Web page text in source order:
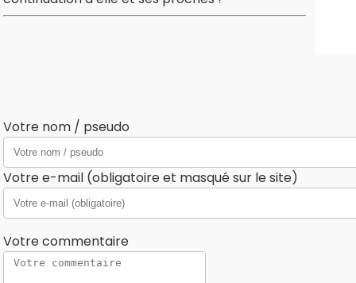
Votre nom / pseudo
Votre e-mail (obligatoire et masqué sur le site)
Votre commentaire